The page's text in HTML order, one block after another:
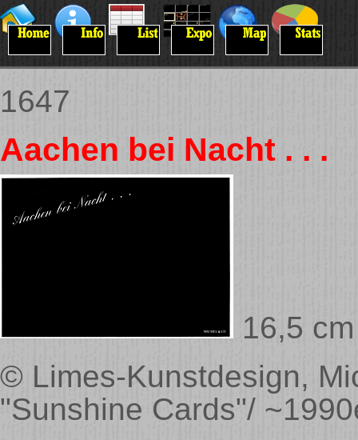
1647
Aachen bei Nacht . . .
16,5
© Limes-Kunstdesign,
"Sunshine Cards"/